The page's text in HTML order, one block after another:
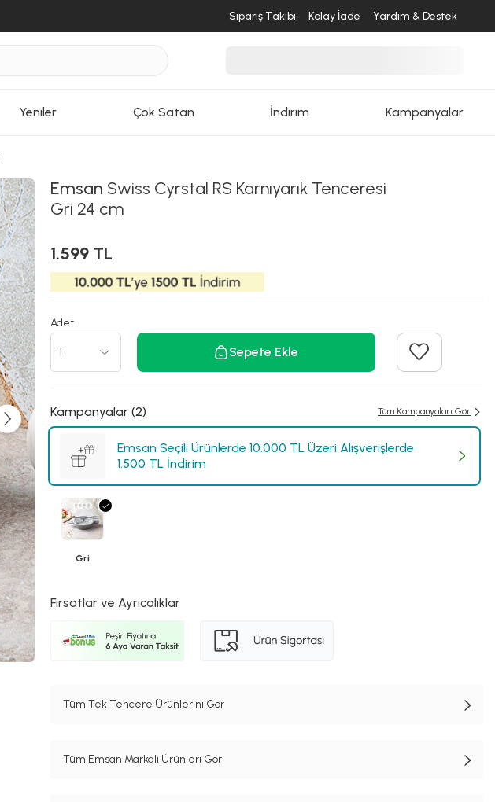
Sipariş Takibi Kolay İade Yardım & Destek
Yeniler Çok Satan İndirim Kampanyalar
Emsan Swiss Cyrstal RS Karnıyarık Tenceresi
Gri 24 cm
1.599 TL
Adet
Sepete Ekle
Kampanyalar (2) Tüm Kampanyaları Gör
Emsan Seçili Ürünlerde 10.000 TL Üzeri Alışverişlerde
1.500 TL İndirim
Gri
Fırsatlar ve Ayrıcalıklar
Tüm Tek Tencere Ürünlerini Gör
Tüm Emsan Markalı Ürünleri Gör